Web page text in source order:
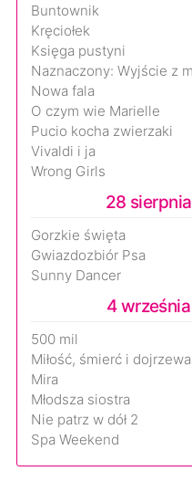
Buntownik
Kręciołek
Księga pustyni
Nowa fala
O czym wie Marielle
Pucio kocha zwierzaki
Vivaldi i ja
Wrong Girls
28 sierpnia
Gorzkie święta
Gwiazdozbiór Psa
Sunny Dancer
4 września
500 mil
Mira
Młodsza siostra
Nie patrz w dół 2
Spa Weekend